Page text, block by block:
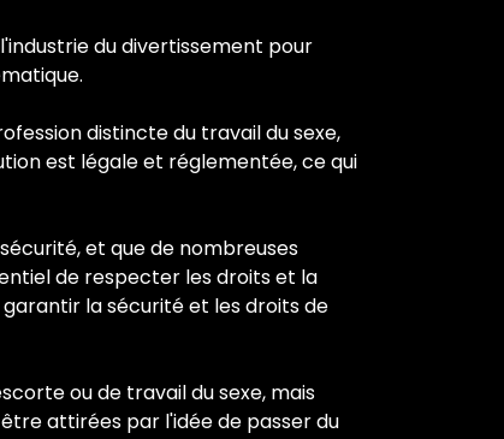
du divertissement pour
distincte du travail du sexe,
est légale et réglementée, ce qui
et que de nombreuses
de respecter les droits et la
la sécurité et les droits de
ou de travail du sexe, mais
attirées par l'idée de passer du